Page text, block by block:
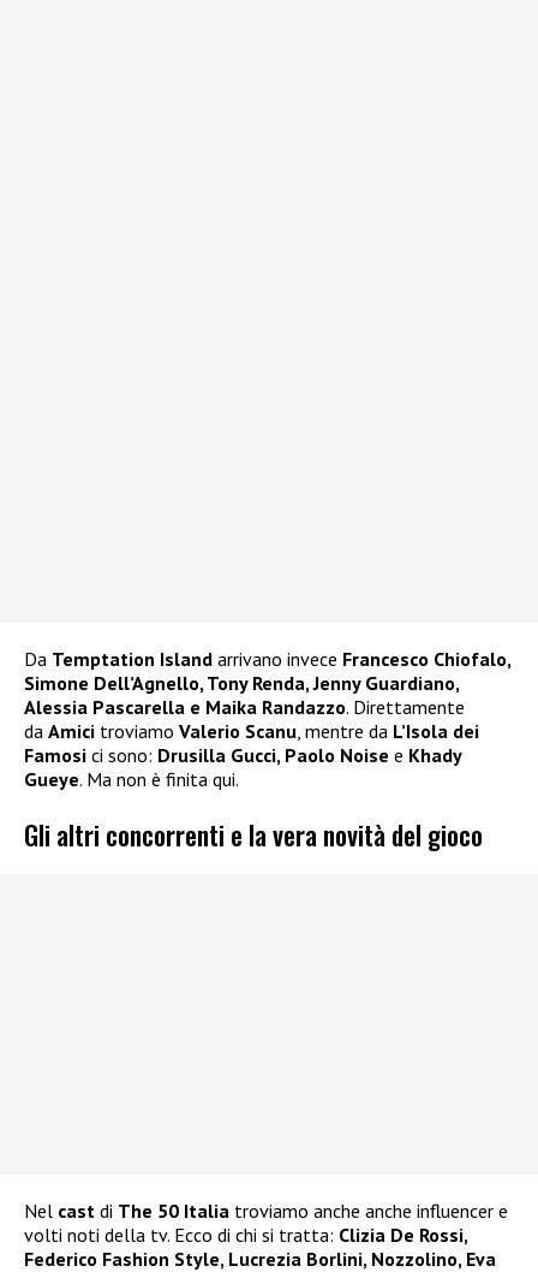
Da Temptation Island arrivano invece Francesco Chiofalo,
Simone Dell’Agnello, Tony Renda, Jenny Guardiano,
Alessia Pascarella e Maika Randazzo. Direttamente
da Amici troviamo Valerio Scanu, mentre da L’Isola dei
Famosi ci sono: Drusilla Gucci, Paolo Noise e Khady
Gueye. Ma non è finita qui.
Gli altri concorrenti e la vera novità del gioco
Nel cast di The 50 Italia troviamo anche anche influencer e
volti noti della tv. Ecco di chi si tratta: Clizia De Rossi,
Federico Fashion Style, Lucrezia Borlini, Nozzolino, Eva